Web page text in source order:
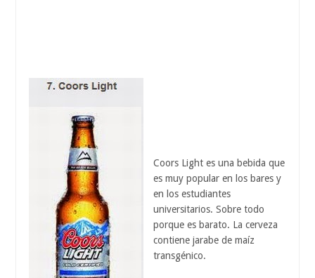
Coors Light es una bebida que
es muy popular en los bares y
en los estudiantes
universitarios. Sobre todo
porque es barato. La cerveza
contiene jarabe de maíz
transgénico.